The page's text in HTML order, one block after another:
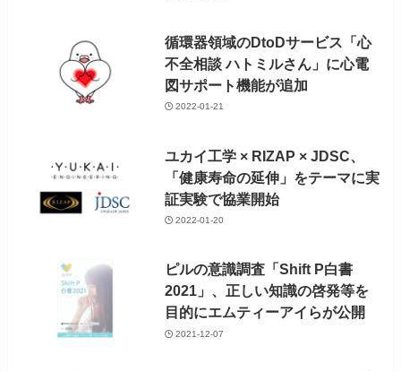
循環器領域のDtoDサービス「心
不全相談 ハトミルさん」に心電
図サポート機能が追加
2022-01-21
ユカイ工学 × RIZAP × JDSC、
「健康寿命の延伸」をテーマに実
証実験で協業開始
2022-01-20
ピルの意識調査「Shift P白書
2021」、正しい知識の啓発等を
目的にエムティーアイらが公開
2021-12-07